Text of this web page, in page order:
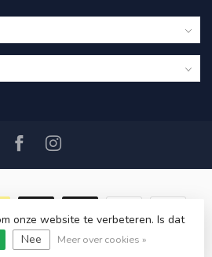
watersport and boat equipment
onze website te verbeteren. Is dat
Nee Meer over cookies »